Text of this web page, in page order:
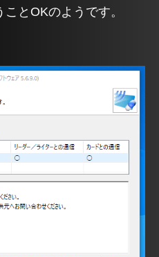
とOKのようです。